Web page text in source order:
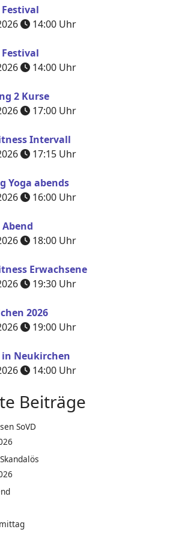
14:00 Uhr
14:00 Uhr
2 Kurse
17:00 Uhr
Intervall
17:15 Uhr
Yoga abends
16:00 Uhr
18:00 Uhr
Erwachsene
19:30 Uhr
2026
19:00 Uhr
Neukirchen
14:00 Uhr
Beiträge
SoVD